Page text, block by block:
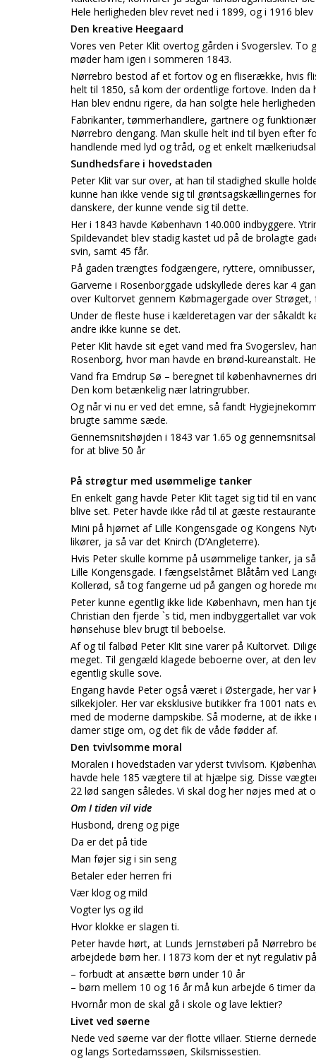
Hele herligheden blev revet ned i 1899, og i 1916
Den kreative Heegaard
Vores ven Peter Klit overtog gården i Svogerslev.
møder ham igen i sommeren 1843.
Nørrebro bestod af et fortov og en fliserække, hvis
helt til 1850, så kom der ordentlige fortove. Inden
Han blev endnu rigere, da han solgte hele
Fabrikanter, tømmerhandlere, gartnere og
Nørrebro dengang. Man skulle helt ind til byen efter
handlende med lyd og tråd, og et enkelt
Sundhedsfare i hovedstaden
Peter Klit var sur over, at han til stadighed skulle
kunne han ikke vende sig til grøntsagskællingernes
danskere, der kunne vende sig til dette.
Her i 1843 havde København 140.000 indbyggere.
Spildevandet blev stadig kastet ud på de brolagte
svin, samt 45 får.
På gaden trængtes fodgængere, ryttere,
Garverne i Rosenborggade udskyllede deres kar 4
over Kultorvet gennem Købmagergade over
Under de fleste huse i kælderetagen var der såkaldt
andre ikke kunne se det.
Peter Klit havde sit eget vand med fra Svogerslev,
Rosenborg, hvor man havde en brønd-kureanstalt.
Vand fra Emdrup Sø – beregnet til københavnernes
Den kom betænkelig nær latringrubber.
Og når vi nu er ved det emne, så fandt
brugte samme sæde.
Gennemsnitshøjden i 1843 var 1.65 og
for at blive 50 år
På strøgtur med usømmelige tanker
En enkelt gang havde Peter Klit taget sig tid til en
blive set. Peter havde ikke råd til at gæste
Mini på hjørnet af Lille Kongensgade og Kongens
likører, ja så var det Knirch (D’Angleterre).
Hvis Peter skulle komme på usømmelige tanker, ja
Lille Kongensgade. I fængselstårnet Blåtårn ved
Kollerød, så tog fangerne ud på gangen og horede
Peter kunne egentlig ikke lide København, men han
Christian den fjerde `s tid, men indbyggertallet var
hønsehuse blev brugt til beboelse.
Af og til falbød Peter Klit sine varer på Kultorvet.
meget. Til gengæld klagede beboerne over, at den
egentlig skulle sove.
Engang havde Peter også været i Østergade, her
silkekjoler. Her var eksklusive butikker fra 1001 nats
med de moderne dampskibe. Så moderne, at de
damer stige om, og det fik de våde fødder af.
Den tvivlsomme moral
Moralen i hovedstaden var yderst tvivlsom.
havde hele 185 vægtere til at hjælpe sig. Disse
22 lød sangen således. Vi skal dog her nøjes med at
Om I tiden vil vide
Husbond, dreng og pige
Da er det på tide
Man føjer sig i sin seng
Betaler eder herren fri
Vær klog og mild
Vogter lys og ild
Hvor klokke er slagen ti.
Peter havde hørt, at Lunds Jernstøberi på Nørrebro
arbejdede børn her. I 1873 kom der et nyt regulativ
– forbudt at ansætte børn under 10 år
– børn mellem 10 og 16 år må kun arbejde 6 timer
Hvornår mon de skal gå i skole og lave lektier?
Livet ved søerne
Nede ved søerne var der flotte villaer. Stierne
og langs Sortedamssøen, Skilsmissestien.